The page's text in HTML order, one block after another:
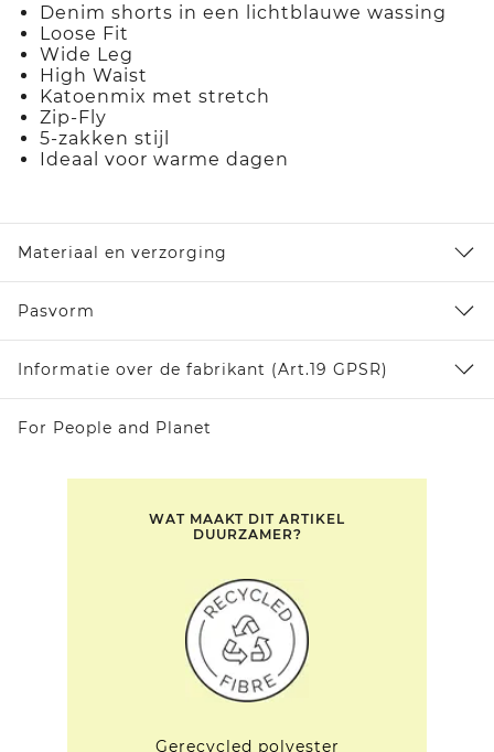
Denim shorts in een lichtblauwe wassing
Loose Fit
Wide Leg
High Waist
Katoenmix met stretch
Zip-Fly
5-zakken stijl
Ideaal voor warme dagen
Materiaal en verzorging
Pasvorm
Informatie over de fabrikant (Art.19 GPSR)
For People and Planet
WAT MAAKT DIT ARTIKEL
DUURZAMER?
Gerecycled polyester